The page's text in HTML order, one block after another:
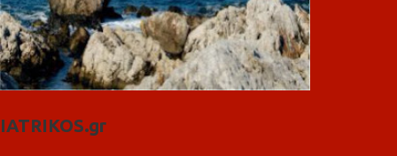
IATRIKOS.gr